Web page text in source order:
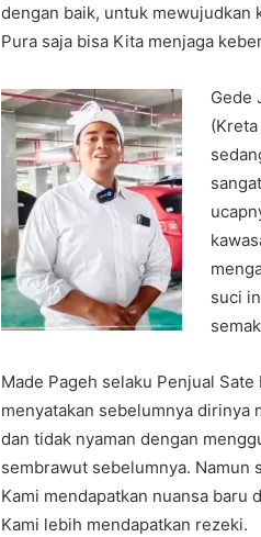
dengan baik, untuk mewujudkan
Pura saja bisa Kita menjaga
Gede
suci
Made Pageh selaku Penjual
menyatakan sebelumnya dirinya
dan tidak nyaman dengan
sembrawut sebelumnya. Namun
Kami mendapatkan nuansa baru
Kami lebih mendapatkan rezeki.